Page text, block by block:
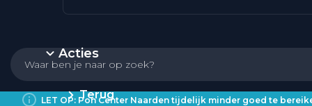
Acties
Terug
LET OP: Pon Center Naarden tijdelijk minder goed te